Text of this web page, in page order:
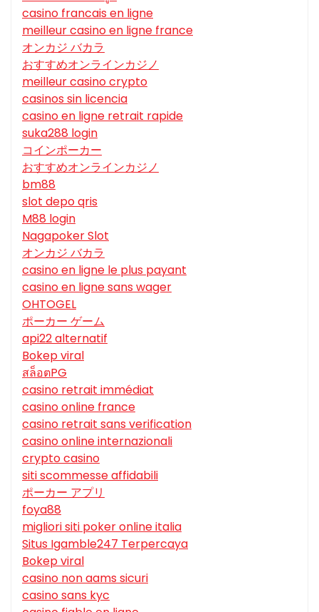
casino francais en ligne
meilleur casino en ligne france
オンカジ バカラ
おすすめオンラインカジノ
meilleur casino crypto
casinos sin licencia
casino en ligne retrait rapide
suka288 login
コインポーカー
おすすめオンラインカジノ
bm88
slot depo qris
M88 login
Nagapoker Slot
オンカジ バカラ
casino en ligne le plus payant
casino en ligne sans wager
OHTOGEL
ポーカー ゲーム
api22 alternatif
Bokep viral
สล็อตPG
casino retrait immédiat
casino online france
casino retrait sans verification
casino online internazionali
crypto casino
siti scommesse affidabili
ポーカー アプリ
foya88
migliori siti poker online italia
Situs Igamble247 Terpercaya
Bokep viral
casino non aams sicuri
casino sans kyc